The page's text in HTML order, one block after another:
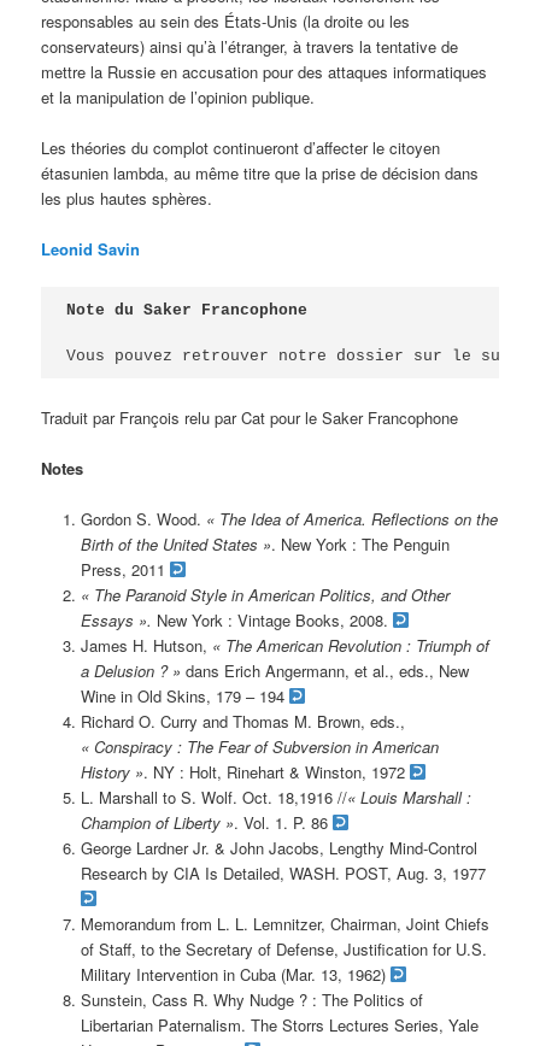
responsables au sein des États-Unis (la droite ou les
conservateurs) ainsi qu’à l’étranger, à travers la tentative de
mettre la Russie en accusation pour des attaques informatiques
et la manipulation de l’opinion publique.
Les théories du complot continueront d’affecter le citoyen
étasunien lambda, au même titre que la prise de décision dans
les plus hautes sphères.
Leonid Savin
Note du Saker Francophone
Vous pouvez retrouver notre dossier sur le sujet
Traduit par François relu par Cat pour le Saker Francophone
Notes
Gordon S. Wood. « The Idea of America. Reflections on the
Birth of the United States ». New York : The Penguin
Press, 2011
« The Paranoid Style in American Politics, and Other
Essays ». New York : Vintage Books, 2008.
James H. Hutson, « The American Revolution : Triumph of
a Delusion ? » dans Erich Angermann, et al., eds., New
Wine in Old Skins, 179 – 194
Richard O. Curry and Thomas M. Brown, eds.,
« Conspiracy : The Fear of Subversion in American
History ». NY : Holt, Rinehart & Winston, 1972
L. Marshall to S. Wolf. Oct. 18,1916 //« Louis Marshall :
Champion of Liberty ». Vol. 1. P. 86
George Lardner Jr. & John Jacobs, Lengthy Mind-Control
Research by CIA Is Detailed, WASH. POST, Aug. 3, 1977
Memorandum from L. L. Lemnitzer, Chairman, Joint Chiefs
of Staff, to the Secretary of Defense, Justification for U.S.
Military Intervention in Cuba (Mar. 13, 1962)
Sunstein, Cass R. Why Nudge ? : The Politics of
Libertarian Paternalism. The Storrs Lectures Series, Yale